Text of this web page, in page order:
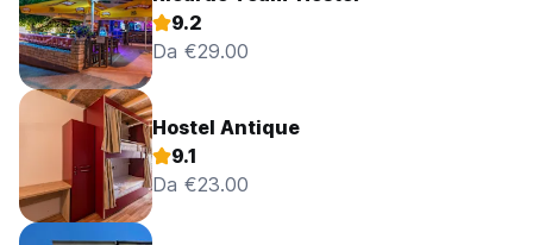
9.2
Da €29.00
Hostel Antique
9.1
Da €23.00